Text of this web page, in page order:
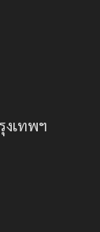
งเทพฯ